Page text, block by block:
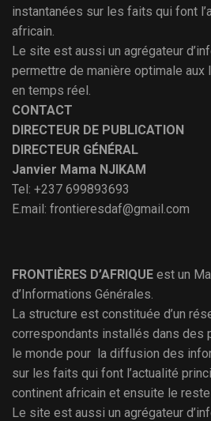
instantanées sur les faits qui font
africain.
Le site est aussi un agrégateur
permettre de manière optimale aux
en temps réel.
CONTACT
DIRECTEUR DE PUBLICATION
DIRECTEUR GÉNÉRAL
Janvier Mama NJIKAM
Tel: +237 699893693
E.mail: frontieresdaf@gmail.com
FRONTIÈRES D’AFRIQUE est un
d’Informations Générales.
La structure est constituée d’un
correspondants installés dans des
le monde pour la diffusion des
sur les faits qui font l’actualité
continent africain et ensuite le reste
Le site est aussi un agrégateur